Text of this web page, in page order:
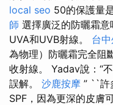
local seo 50的保護量
師 選擇廣泛的防曬霜
UVA和UVB射線。 台
為物理）防曬霜完全阻
收射線。 Yadav說：“
誤解。 沙鹿按摩 ” ``許
SPF，因為更深的皮膚